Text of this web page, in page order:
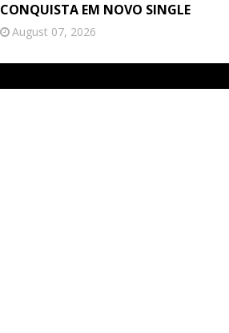
CONQUISTA EM NOVO SINGLE
August 07, 2026